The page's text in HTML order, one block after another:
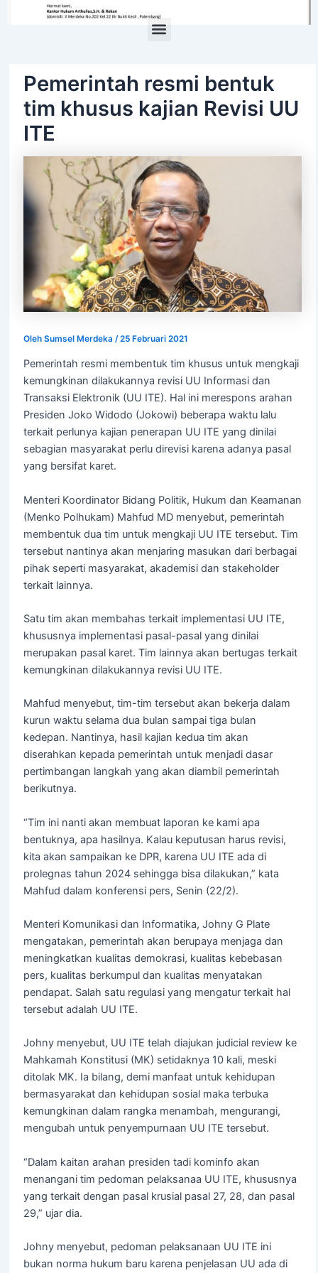
Pemerintah resmi bentuk
tim khusus kajian Revisi UU
ITE
Oleh Sumsel Merdeka /25 Februari 2021
Pemerintah resmi membentuk tim khusus untuk mengkaji
kemungkinan dilakukannya revisi UU Informasi dan
Transaksi Elektronik (UU ITE). Hal ini merespons arahan
Presiden Joko Widodo (Jokowi) beberapa waktu lalu
terkait perlunya kajian penerapan UU ITE yang dinilai
sebagian masyarakat perlu direvisi karena adanya pasal
yang bersifat karet.
Menteri Koordinator Bidang Politik, Hukum dan Keamanan
(Menko Polhukam) Mahfud MD menyebut, pemerintah
membentuk dua tim untuk mengkaji UU ITE tersebut. Tim
tersebut nantinya akan menjaring masukan dari berbagai
pihak seperti masyarakat, akademisi dan stakeholder
terkait lainnya.
Satu tim akan membahas terkait implementasi UU ITE,
khususnya implementasi pasal-pasal yang dinilai
merupakan pasal karet. Tim lainnya akan bertugas terkait
kemungkinan dilakukannya revisi UU ITE.
Mahfud menyebut, tim-tim tersebut akan bekerja dalam
kurun waktu selama dua bulan sampai tiga bulan
kedepan. Nantinya, hasil kajian kedua tim akan
diserahkan kepada pemerintah untuk menjadi dasar
pertimbangan langkah yang akan diambil pemerintah
berikutnya.
“Tim ini nanti akan membuat laporan ke kami apa
bentuknya, apa hasilnya. Kalau keputusan harus revisi,
kita akan sampaikan ke DPR, karena UU ITE ada di
prolegnas tahun 2024 sehingga bisa dilakukan,” kata
Mahfud dalam konferensi pers, Senin (22/2).
Menteri Komunikasi dan Informatika, Johny G Plate
mengatakan, pemerintah akan berupaya menjaga dan
meningkatkan kualitas demokrasi, kualitas kebebasan
pers, kualitas berkumpul dan kualitas menyatakan
pendapat. Salah satu regulasi yang mengatur terkait hal
tersebut adalah UU ITE.
Johny menyebut, UU ITE telah diajukan judicial review ke
Mahkamah Konstitusi (MK) setidaknya 10 kali, meski
ditolak MK. Ia bilang, demi manfaat untuk kehidupan
bermasyarakat dan kehidupan sosial maka terbuka
kemungkinan dalam rangka menambah, mengurangi,
mengubah untuk penyempurnaan UU ITE tersebut.
“Dalam kaitan arahan presiden tadi kominfo akan
menangani tim pedoman pelaksanaa UU ITE, khususnya
yang terkait dengan pasal krusial pasal 27, 28, dan pasal
29,” ujar dia.
Johny menyebut, pedoman pelaksanaan UU ITE ini
bukan norma hukum baru karena penjelasan UU ada di